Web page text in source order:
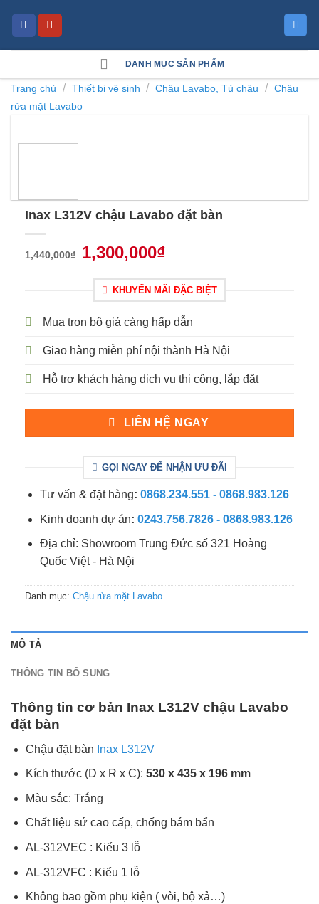
DANH MỤC SẢN PHẨM
Trang chủ / Thiết bị vệ sinh / Chậu Lavabo, Tủ chậu / Chậu
rửa mặt Lavabo
Inax L312V chậu Lavabo đặt bàn
1,440,000₫ 1,300,000₫
KHUYẾN MÃI ĐẶC BIỆT
Mua trọn bộ giá càng hấp dẫn
Giao hàng miễn phí nội thành Hà Nội
Hỗ trợ khách hàng dịch vụ thi công, lắp đặt
LIÊN HỆ NGAY
GỌI NGAY ĐỂ NHẬN ƯU ĐÃI
Tư vấn & đặt hàng: 0868.234.551 - 0868.983.126
Kinh doanh dự án: 0243.756.7826 - 0868.983.126
Địa chỉ: Showroom Trung Đức số 321 Hoàng
Quốc Việt - Hà Nội
Danh mục: Chậu rửa mặt Lavabo
MÔ TẢ
THÔNG TIN BỔ SUNG
Thông tin cơ bản Inax L312V chậu Lavabo
đặt bàn
Chậu đặt bàn Inax L312V
Kích thước (D x R x C): 530 x 435 x 196 mm
Màu sắc: Trắng​
Chất liệu sứ cao cấp, chống bám bẩn
AL-312VEC : Kiểu 3 lỗ
AL-312VFC : Kiểu 1 lỗ
Không bao gồm phụ kiện ( vòi, bộ xả…)